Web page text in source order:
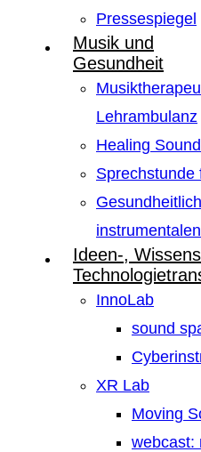
Pressespiegel
Musik und
Gesundheit
Lehrambulanz
Healing
Sprechstunde
Ideen-,
InnoLab
sound
XR Lab
Moving
webcast: